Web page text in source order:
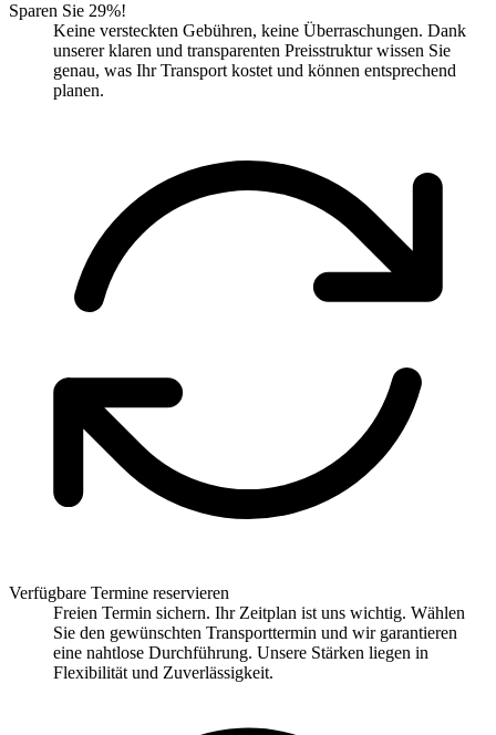
Sparen Sie 29%!
Keine versteckten Gebühren, keine Überraschungen. Dank
unserer klaren und transparenten Preisstruktur wissen Sie
genau, was Ihr Transport kostet und können entsprechend
planen.
Verfügbare Termine reservieren
Freien Termin sichern. Ihr Zeitplan ist uns wichtig. Wählen
Sie den gewünschten Transporttermin und wir garantieren
eine nahtlose Durchführung. Unsere Stärken liegen in
Flexibilität und Zuverlässigkeit.